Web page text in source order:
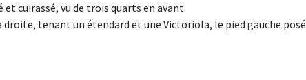
et cuirassé, vu de trois quarts en avant.
à droite, tenant un étendard et une Victoriola, le pied gauche posé